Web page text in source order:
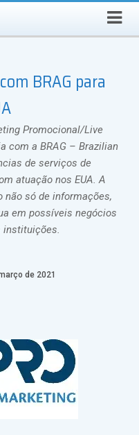
Select Language ▼
BRAG para
Promocional/Live
com a BRAG – Brazilian
de serviços de
atuação nos EUA. A
só de informações,
em possíveis negócios
instituições.
de 2021